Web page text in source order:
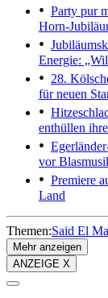
Party pur
Horn-
Energie:
28.
für neuen
enthüllen
vor
Premiere
Land
Themen:Said El
Mehr anzeigen
ANZEIGE X